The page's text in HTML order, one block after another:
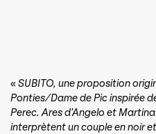
«SUBITO, une proposition
Ponties/Dame de Pic inspirée
Perec. Ares d’Angelo et
interprètent un couple en noir